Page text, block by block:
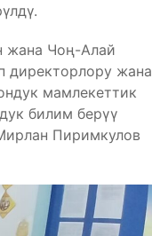
жана Чоң-Алай
директорлору жана
мамлекеттик
билим берүү
Пиримкулов